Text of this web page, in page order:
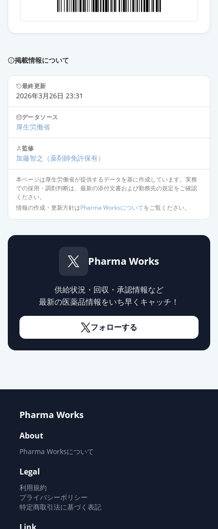
デュロキセチンカプセル
30mg「KMP」
薬価 30.50 円
通常出荷
デュロキセチンOD錠30mg「明治」
デュロキセチンカプセル
30mg「YD」
薬価 30.50 円
通常出荷
ロ」
薬価 30.50 円
デュロキセチン錠30mg「トーワ」
薬価 31.60 円
薬価 77.10 円
デュロキセチンカプセル30mg「日
24.20 円
メル」
薬価
デュロキセチンカプセル20mg「日
新」
薬価 23.00 円
デュロキセチンカプセル20mg「三
笠」
薬価
デュロキセチンカプセル20mg「明
掲載情報について
最終更新
2026年3月26日 23:31
データソース
厚生労働省
監修
加藤智之 （薬剤師免許保有）
本ページは厚生労働省が提供するデータを基に作成しています。実務
での採用・調剤判断は、最新の添付文書および勤務先の規定をご確認
ください。
情報の作成・更新方針はPharma Worksについてをご覧ください。
Pharma Works
供給状況・回収・承認情報など
最新の医薬品情報をいち早くキャッチ！
フォローする
Pharma Works
About
Pharma Worksについて
Legal
利用規約
プライバシーポリシー
特定商取引法に基づく表記